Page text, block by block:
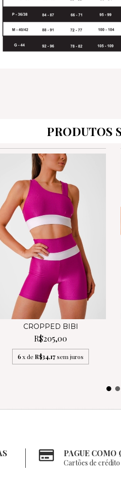
PRODUTOS
CROPPED BIBI
R$205,00
6 x deR$34,17 sem juros
PAGUE COMO
Cartões de crédito